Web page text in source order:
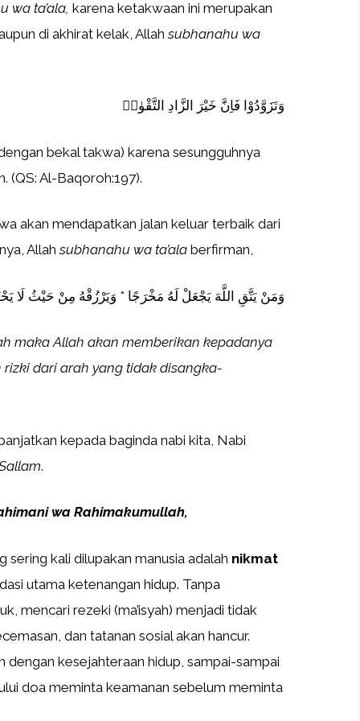
wa ta’ala, karena ketakwaan ini merupakan
di akhirat kelak, Allahsubhanahu wa
وَتَزَوَّدُوْا فَاِنَّ خَيْرَ الزَّادِ التَّقْوٰىۖ
bekal takwa) karena sesungguhnya
(QS: Al-Baqoroh:197).
akan mendapatkan jalan keluar terbaik dari
Allahsubhanahu wa ta’ala berfirman,
وَمَنْ يَتَّقِ اللَّهَ يَجْعَلْ لَهُ مَخْرَجًا * وَيَرْزُقْهُ مِنْ حَيْثُ لَا
maka Allah akan memberikan kepadanya
dari arah yang tidak disangka-
kepada baginda nabi kita, Nabi
.
wa Rahimakumullah,
sering kali dilupakan manusia adalah nikmat
utama ketenangan hidup. Tanpa
mencari rezeki (ma’isyah) menjadi tidak
dan tatanan sosial akan hancur.
dengan kesejahteraan hidup, sampai-sampai
doa meminta keamanan sebelum meminta